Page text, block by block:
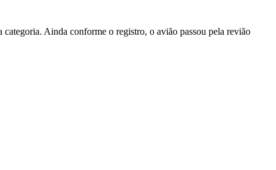
categoria. Ainda conforme o registro, o avião passou pela revião